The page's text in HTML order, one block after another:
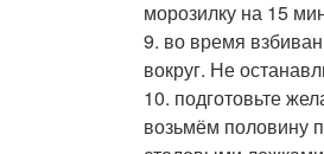
морозилку на 15
9. во время
вокруг. Не
10. подготовьте
возьмём половину